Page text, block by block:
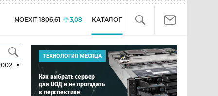
MOEXIT 1806,61 3,08 КАТАЛОГ
▼
ТЕХНОЛОГИЯ МЕСЯЦА
Как выбрать сервер
для ЦОД и не прогадать
в перспективе